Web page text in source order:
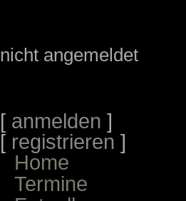
nicht angemeldet
[ anmelden ]
[ registrieren ]
Home
Termine